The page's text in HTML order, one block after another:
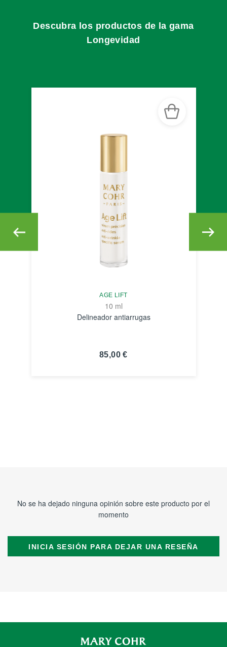
Descubra los productos de la gama
Longevidad
AGE LIFT
10 ml
Delineador antiarrugas
85,00 €
No se ha dejado ninguna opinión sobre este producto por el
momento
INICIA SESIÓN PARA DEJAR UNA RESEÑA